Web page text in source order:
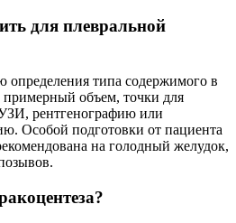
для плевральной
определения типа содержимого в
примерный объем, точки для
рентгенографию или
Особой подготовки от пациента
на голодный желудок,